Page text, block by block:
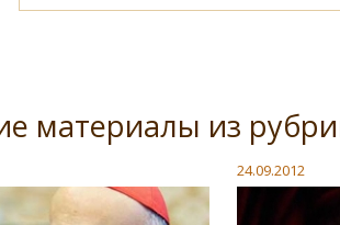
материалы из
24.09.2012